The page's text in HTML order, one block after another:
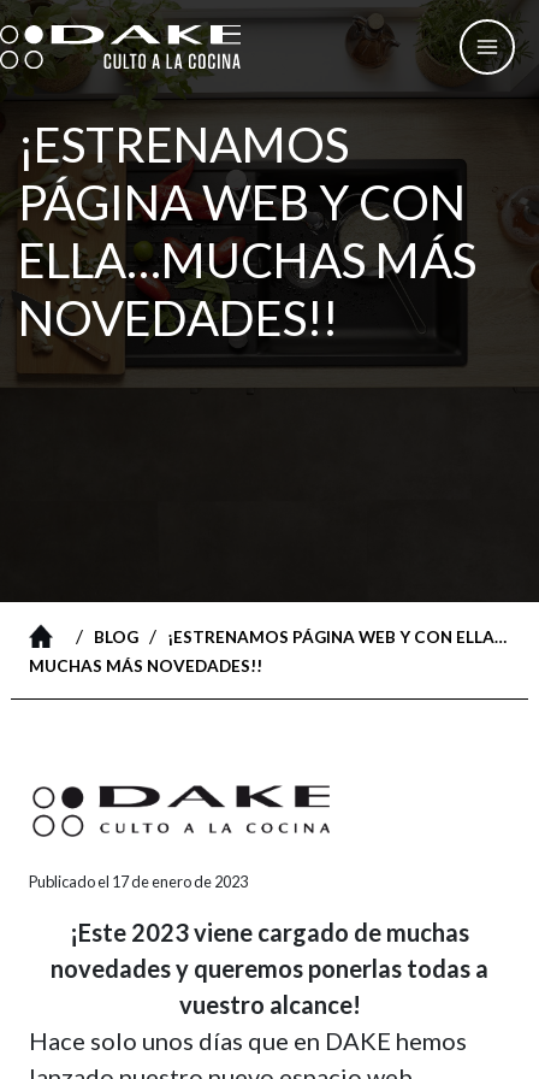
Ir
al
contenido
¡ESTRENAMOS
PÁGINA WEB Y CON
ELLA…MUCHAS MÁS
NOVEDADES!!
/ BLOG/
¡ESTRENAMOS PÁGINA WEB Y CON ELLA…
MUCHAS MÁS NOVEDADES!!
Publicado el 17 de enero de 2023
¡Este 2023 viene cargado de muchas
novedades y queremos ponerlas todas a
vuestro alcance!
Hace solo unos días que en DAKE hemos